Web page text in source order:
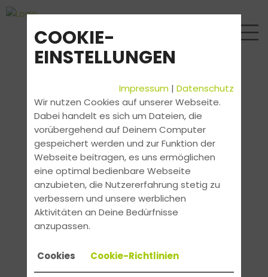
COOKIE-
EINSTELLUNGEN
Impressum |Datenschutz
Wir nutzen Cookies auf unserer Webseite.
Dabei handelt es sich um Dateien, die
vorübergehend auf Deinem Computer
gespeichert werden und zur Funktion der
Webseite beitragen, es uns ermöglichen
eine optimal bedienbare Webseite
anzubieten, die Nutzererfahrung stetig zu
verbessern und unsere werblichen
Aktivitäten an Deine Bedürfnisse
anzupassen.
Cookies Cookie-Richtlinien